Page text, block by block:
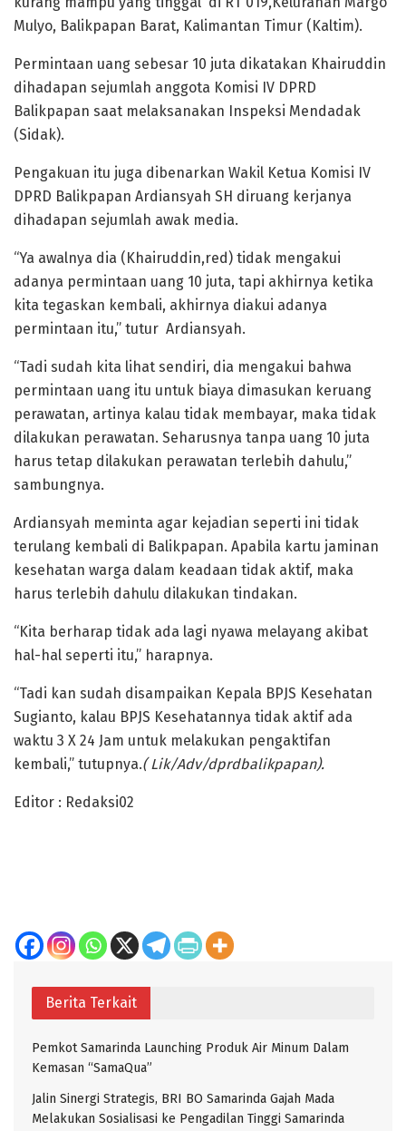
Mulyo, Balikpapan Barat, Kalimantan Timur (Kaltim).
Permintaan uang sebesar 10 juta dikatakan Khairuddin
dihadapan sejumlah anggota Komisi IV DPRD
Balikpapan saat melaksanakan Inspeksi Mendadak
(Sidak).
Pengakuan itu juga dibenarkan Wakil Ketua Komisi IV
DPRD Balikpapan Ardiansyah SH diruang kerjanya
dihadapan sejumlah awak media.
“Ya awalnya dia (Khairuddin,red) tidak mengakui
adanya permintaan uang 10 juta, tapi akhirnya ketika
kita tegaskan kembali, akhirnya diakui adanya
permintaan itu,” tutur Ardiansyah.
“Tadi sudah kita lihat sendiri, dia mengakui bahwa
permintaan uang itu untuk biaya dimasukan keruang
perawatan, artinya kalau tidak membayar, maka tidak
dilakukan perawatan. Seharusnya tanpa uang 10 juta
harus tetap dilakukan perawatan terlebih dahulu,”
sambungnya.
Ardiansyah meminta agar kejadian seperti ini tidak
terulang kembali di Balikpapan. Apabila kartu jaminan
kesehatan warga dalam keadaan tidak aktif, maka
harus terlebih dahulu dilakukan tindakan.
“Kita berharap tidak ada lagi nyawa melayang akibat
hal-hal seperti itu,” harapnya.
“Tadi kan sudah disampaikan Kepala BPJS Kesehatan
Sugianto, kalau BPJS Kesehatannya tidak aktif ada
waktu 3 X 24 Jam untuk melakukan pengaktifan
kembali,” tutupnya.( Lik/Adv/dprdbalikpapan).
Editor : Redaksi02
Berita Terkait
Pemkot Samarinda Launching Produk Air Minum Dalam
Kemasan “SamaQua”
Jalin Sinergi Strategis, BRI BO Samarinda Gajah Mada
Melakukan Sosialisasi ke Pengadilan Tinggi Samarinda